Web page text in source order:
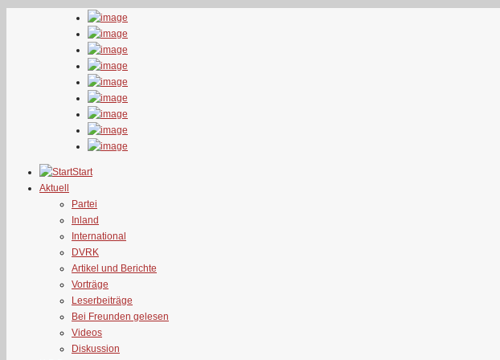
Start
Aktuell
Partei
Inland
International
DVRK
Artikel und Berichte
Vorträge
Leserbeiträge
Bei Freunden gelesen
Videos
Diskussion